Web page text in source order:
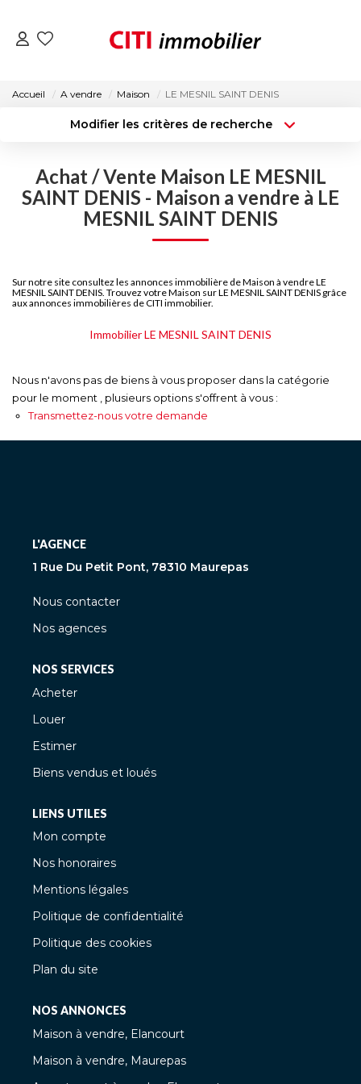
LOCATIONS
ESTIMATION
NOS AGENCES
ACTUALITÉS
Accueil A vendre Maison LE MESNIL SAINT DENIS
Modifier les critères de recherche
Sélectionnez...
Type de bien
Achat / Vente Maison LE MESNIL
SAINT DENIS - Maison a vendre à LE
MESNIL SAINT DENIS
Sur notre site consultez les annonces immobilière de Maison à vendre LE
MESNIL SAINT DENIS. Trouvez votre Maison sur LE MESNIL SAINT DENIS grâce
aux annonces immobilières de CITI immobilier.
Immobilier LE MESNIL SAINT DENIS
Nous n'avons pas de biens à vous proposer dans la catégorie
pour le moment , plusieurs options s'offrent à vous :
Transmettez-nous votre demande
L'AGENCE
1 Rue Du Petit Pont, 78310 Maurepas
Nous contacter
Nos agences
NOS SERVICES
Acheter
Louer
Estimer
Biens vendus et loués
LIENS UTILES
Mon compte
Nos honoraires
Mentions légales
Politique de confidentialité
Politique des cookies
Plan du site
NOS ANNONCES
Maison à vendre, Elancourt
Maison à vendre, Maurepas